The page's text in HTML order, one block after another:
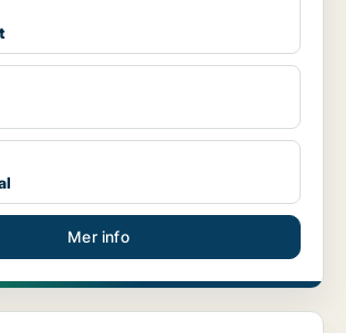
Mer info